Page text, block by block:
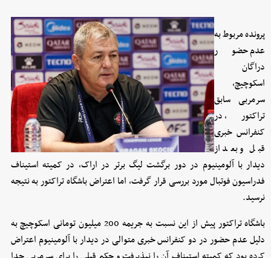
پرونده مربوط به
عدم حضور
دراگان
اسکوچیچ،
سرمربی سابق
تراکتور، در
کنفرانس خبری
قبل و بعد از
دیدار با آلومینیوم در دور برگشت لیگ برتر در اراک، در کمیته استیناف
فدراسیون فوتبال مورد بررسی قرار گرفت، اما اعتراض باشگاه تراکتور به نتیجه
نرسید.
باشگاه تراکتور پیش از این نسبت به جریمه 200 میلیون تومانی اسکوچیچ به
دلیل عدم حضور در دو کنفرانس خبری متوالی در دیدار با آلومینیوم اعتراض